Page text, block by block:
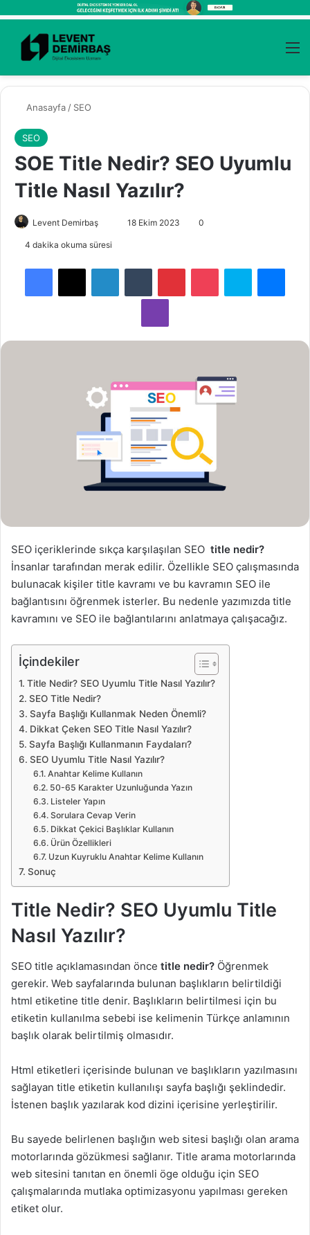
Kayıt Ol
Anasayfa / SEO
SEO
SOE Title Nedir? SEO Uyumlu
Title Nasıl Yazılır?
Levent Demirbaş
s
g
d
r
m
18 Ekim 2023 0
4 dakika okuma süresi
Viber
SEO içeriklerinde sıkça karşılaşılan SEO title nedir?
İnsanlar tarafından merak edilir. Özellikle SEO çalışmasında
bulunacak kişiler title kavramı ve bu kavramın SEO ile
bağlantısını öğrenmek isterler. Bu nedenle yazımızda title
kavramını ve SEO ile bağlantılarını anlatmaya çalışacağız.
İçindekiler
Title Nedir? SEO Uyumlu Title Nasıl Yazılır?
SEO Title Nedir?
Sayfa Başlığı Kullanmak Neden Önemli?
Dikkat Çeken SEO Title Nasıl Yazılır?
Sayfa Başlığı Kullanmanın Faydaları?
SEO Uyumlu Title Nasıl Yazılır?
Anahtar Kelime Kullanın
50-65 Karakter Uzunluğunda Yazın
Listeler Yapın
Sorulara Cevap Verin
Dikkat Çekici Başlıklar Kullanın
Ürün Özellikleri
Uzun Kuyruklu Anahtar Kelime Kullanın
Sonuç
Title Nedir? SEO Uyumlu Title
Nasıl Yazılır?
SEO title açıklamasından önce title nedir? Öğrenmek
gerekir. Web sayfalarında bulunan başlıkların belirtildiği
html etiketine title denir. Başlıkların belirtilmesi için bu
etiketin kullanılma sebebi ise kelimenin Türkçe anlamının
başlık olarak belirtilmiş olmasıdır.
Html etiketleri içerisinde bulunan ve başlıkların yazılmasını
sağlayan title etiketin kullanılışı sayfa başlığı şeklindedir.
İstenen başlık yazılarak kod dizini içerisine yerleştirilir.
Bu sayede belirlenen başlığın web sitesi başlığı olan arama
motorlarında gözükmesi sağlanır. Title arama motorlarında
web sitesini tanıtan en önemli öge olduğu için SEO
çalışmalarında mutlaka optimizasyonu yapılması gereken
etiket olur.